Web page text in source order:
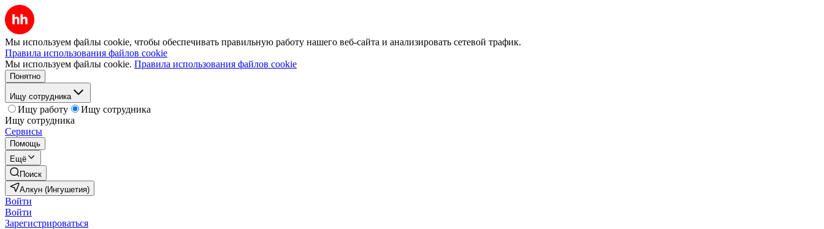
Мы используем файлы cookie, чтобы обеспечивать правильную работу нашего веб-сайта и анализировать сетевой трафик.
Правила использования файлов cookie
Мы используем файлы cookie. Правила использования файлов cookie
Понятно
Ищу сотрудника
Ищу работу
Ищу сотрудника
Ищу сотрудника
Сервисы
Помощь
Ещё
Поиск
Алкун (Ингушетия)
Войти
Войти
Зарегистрироваться